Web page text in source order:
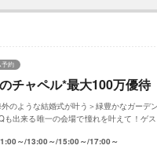
ャペル*最大100万優待
予約
のような結婚式が叶う＞緑豊かなガーデ
出来る唯一の会場で憧れを叶えて！ゲ
～ 13:00～ 15:00～ 17:00～